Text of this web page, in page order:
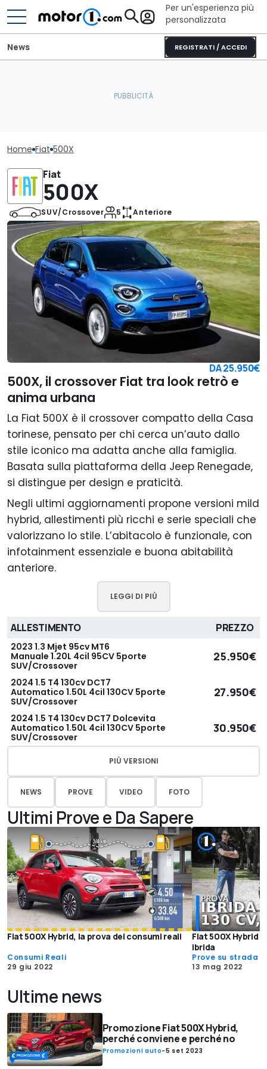
Per un'esperienza più
personalizzata
REGISTRATI / ACCEDI
News
Home Fiat 500X
Fiat
500X
SUV/Crossover 5 Anteriore
DA25.950€
500X, il crossover Fiat tra look retrò e
anima urbana
La Fiat 500X è il crossover compatto della Casa
torinese, pensato per chi cerca un’auto dallo
stile iconico ma adatta anche alla famiglia.
Basata sulla piattaforma della Jeep Renegade,
si distingue per design e praticità.
Negli ultimi aggiornamenti propone versioni mild
hybrid, allestimenti più ricchi e serie speciali che
valorizzano lo stile. L’abitacolo è funzionale, con
infotainment essenziale e buona abitabilità
anteriore.
LEGGI DI PIÙ
ALLESTIMENTO PREZZO
2023 1.3 Mjet 95cv MT6
Manuale 1.20L 4cil 95CV 5porte
SUV/Crossover
25.950€
2024 1.5 T4 130cv DCT7
Automatico 1.50L 4cil 130CV 5porte
SUV/Crossover
27.950€
2024 1.5 T4 130cv DCT7 Dolcevita
Automatico 1.50L 4cil 130CV 5porte
SUV/Crossover
30.950€
PIÙ VERSIONI
NEWS PROVE VIDEO FOTO
Ultimi Prove e Da Sapere
Fiat 500X Hybrid, la prova dei consumi reali
Consumi Reali
29 giu 2022
Fiat 500X Hybrid
ibrida
Prove su strada
13 mag 2022
Ultime news
Promozione Fiat 500X Hybrid,
perché conviene e perché no
Promozioni auto-5 set 2023